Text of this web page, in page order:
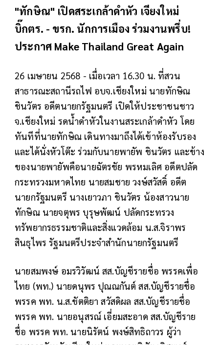
"ทักษิณ" เปิดสระเกล้าดำหัว เจียงใหม่
บิ๊กตร. - ขรก. นักการเมือง ร่วมงานพรึ่บ!
ประกาศ Make Thailand Great Again
26 เมษายน 2568 - เมื่อเวลา 16.30 น. ที่สวน
สาธารณะสถานีรถไฟ อบจ.เชียงใหม่ นายทักษิณ
ชินวัตร อดีตนายกรัฐมนตรี เปิดให้ประชาชนชาว
จ.เชียงใหม่ รดน้ำดำหัวในงานสระเกล้าดำหัว โดย
ทันทีที่นายทักษิณ เดินทางมาถึงได้เข้าห้องรับรอง
และได้นั่งหัวโต๊ะ ร่วมกับนายพายัพ ชินวัตร และข้าง
ของนายพายัพคือนายฉัตรชัย พรหมเลิศ อดีตปลัด
กระทรวงมหาดไทย นายสมชาย วงษ์สวัสดิ์ อดีต
นายกรัฐมนตรี นางเยาวภา ชินวัตร น้องสาวนาย
ทักษิณ นายจตุพร บุรุษพัฒน์ ปลัดกระทรวง
ทรัพยากรธรรมชาติและสิ่งแวดล้อม น.ส.จิราพร
สินธุไพร รัฐมนตรีประจำสำนักนายกรัฐมนตรี
นายสมพงษ์ อมรวิวัฒน์ สส.บัญชีรายชื่อ พรรคเพื่อ
ไทย (พท.) นายดนุพร ปุณณกันต์ สส.บัญชีรายชื่อ
พรรค พท. น.ส.ขัตติยา สวัสดิผล สส.บัญชีรายชื่อ
พรรค พท. นายอนุสรณ์ เอี่ยมสะอาด สส.บัญชีราย
ชื่อ พรรค พท. นายนิรัตน์ พงษ์สิทธิถาวร ผู้ว่า